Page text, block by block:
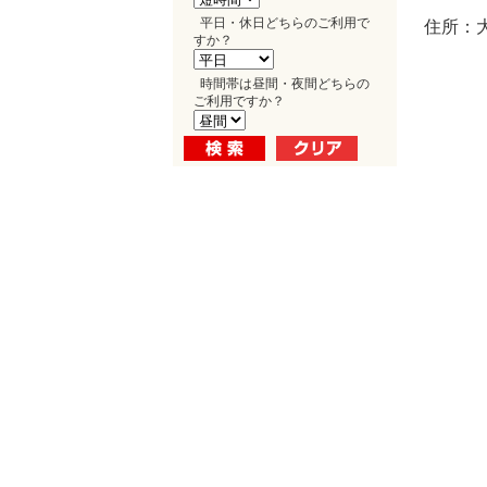
平日・休日どちらのご利用で
すか？
時間帯は昼間・夜間どちらの
ご利用ですか？
住所：